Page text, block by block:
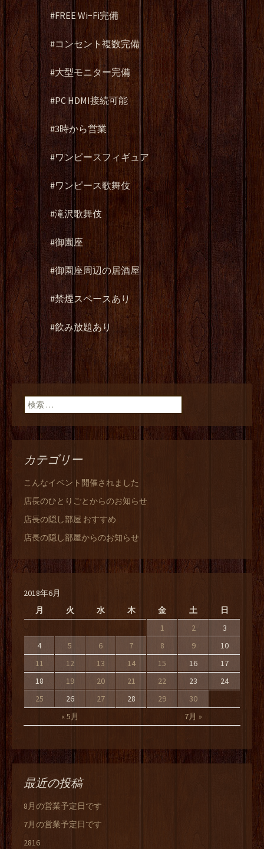
#FREE Wi−Fi完備
#コンセント複数完備
#大型モニター完備
#PC HDMI接続可能
#3時から営業
#ワンピースフィギュア
#ワンピース歌舞伎
#滝沢歌舞伎
#御園座
#御園座周辺の居酒屋
#禁煙スペースあり
#飲み放題あり
検索:
カテゴリー
こんなイベント開催されました
店長のひとりごとからのお知らせ
店長の隠し部屋 おすすめ
店長の隠し部屋からのお知らせ
2018年6月
月
火 水 木 金 土 日
« 5月 7月 »
1 2
3
4
5 6 7 8 9
10
11
12 13 14 15 16
17
18
19 20 21 22 23
24
25
26 27 28 29 30
最近の投稿
8月の営業予定日です
7月の営業予定日です
2816